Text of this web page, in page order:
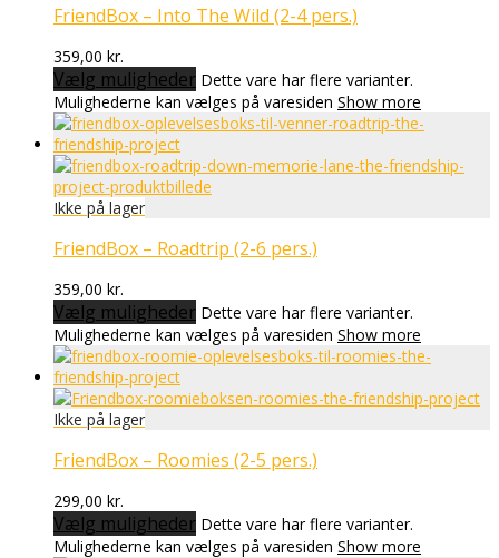
FriendBox – Into The Wild (2-4 pers.)
359,00 kr.
Vælg muligheder Dette vare har flere varianter.
Mulighederne kan vælges på varesiden Show more
FriendBox – Roadtrip (2-6 pers.)
359,00 kr.
Vælg muligheder Dette vare har flere varianter.
Mulighederne kan vælges på varesiden Show more
FriendBox – Roomies (2-5 pers.)
299,00 kr.
Vælg muligheder Dette vare har flere varianter.
Mulighederne kan vælges på varesiden Show more